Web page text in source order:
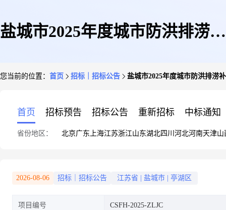
盐城市2025年度城市防洪排涝补
您当前的位置： 首页 招标｜招标公告 盐城市2025年度城市防洪排涝
首页 招标预告 招标公告 重新招标 中标通知
省份地区： 北京广东 上海江苏浙江山东湖北四川 河北河南天津山
2026-08-06 招标｜招标公告 江苏省 盐城市 亭湖区
项目编号 CSFH-2025-ZLJC